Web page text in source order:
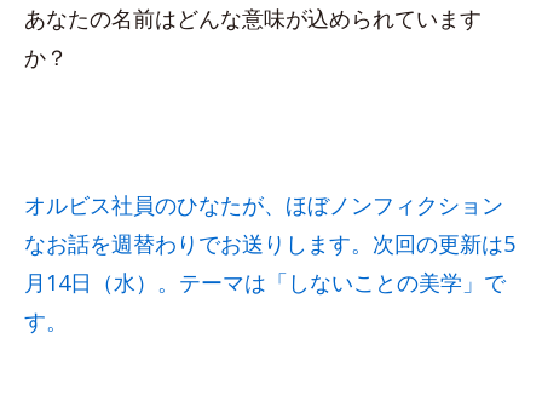
あなたの名前はどんな意味が込められています
か？
オルビス社員のひなたが、ほぼノンフィクション
なお話を週替わりでお送りします。次回の更新は5
月14日（水）。テーマは「しないことの美学」で
す。